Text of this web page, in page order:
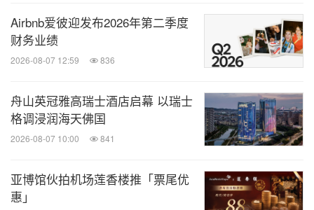
微信公众号“知消”发布全球消费品、零售、时
订阅！
旅馆与度假村
旅游
分享到：
Airbnb爱彼迎发布2026年第二季度
财务业绩
2026-08-07 12:59 836
舟山英冠雅高瑞士酒店启幕 以瑞士
格调浸润海天佛国
2026-08-07 10:00 841
亚博馆伙拍机场莲香楼推「票尾优
惠」